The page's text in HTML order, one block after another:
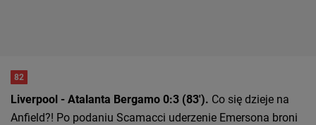
82
Liverpool - Atalanta Bergamo 0:3 (83'). Co się dzieje na
Anfield?! Po podaniu Scamacci uderzenie Emersona broni